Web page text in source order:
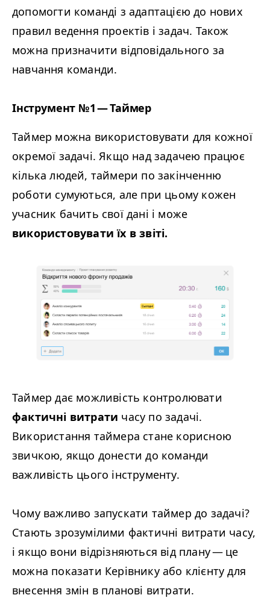
допомогти команді з адаптацією до нових
правил ведення проектів і задач. Також
можна призначити відповідального за
навчання команди.
Інструмент №1 — Таймер
Таймер можна використовувати для кожної
окремої задачі. Якщо над задачею працює
кілька людей, таймери по закінченню
роботи сумуються, але при цьому кожен
учасник бачить свої дані і може
використовувати їх в звіті.
Таймер дає можливість контролювати
фактичні витрати часу по задачі.
Використання таймера стане корисною
звичкою, якщо донести до команди
важливість цього інструменту.
Чому важливо запускати таймер до задачі?
Стають зрозумілими фактичні витрати часу,
і якщо вони відрізняються від плану — це
можна показати Керівнику або клієнту для
внесення змін в планові витрати.